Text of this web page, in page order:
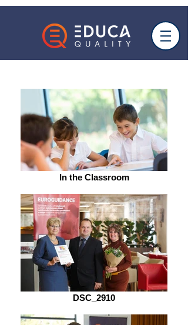
In the Classroom
DSC_2910